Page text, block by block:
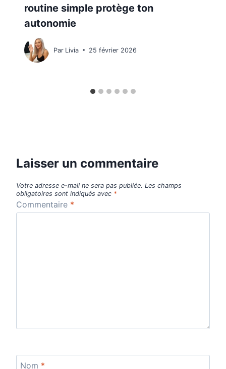
routine simple protège ton
autonomie
Par Livia 25 février 2026
Laisser un commentaire
Votre adresse e-mail ne sera pas publiée. Les champs
obligatoires sont indiqués avec *
Commentaire *
Nom *